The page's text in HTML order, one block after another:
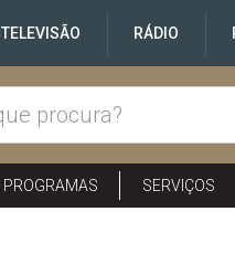
TELEVISÃO RÁDIO
PROGRAMAS SERVIÇOS